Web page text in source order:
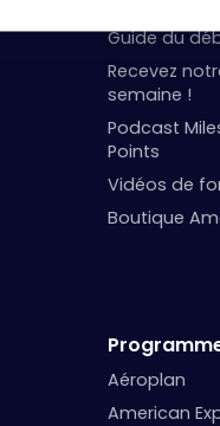
Guide du
Recevez
semaine !
Podcast
Points
Vidéos de
Boutique
Aéroplan
American